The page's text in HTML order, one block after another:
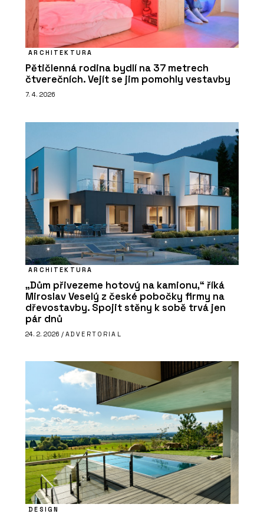
ARCHITEKTURA
Pětičlenná rodina bydlí na 37 metrech
čtverečních. Vejít se jim pomohly vestavby
7. 4. 2026
ARCHITEKTURA
„Dům přivezeme hotový na kamionu,“ říká
Miroslav Veselý z české pobočky firmy na
dřevostavby. Spojit stěny k sobě trvá jen
pár dnů
24. 2. 2026 / ADVERTORIAL
DESIGN